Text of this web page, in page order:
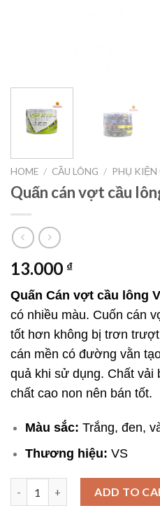
HOME / CẦU LÔNG / PHỤ KIỆN
Quấn cán vợt cầu
13.000 ₫
Quấn Cán vợt cầu lông
có nhiều màu. Cuốn cán
tốt hơn không bị trơn
cán mền có đường vằn
quả khi sử dụng. Chất vải
chất cao non nên bán tốt.
Màu sắc: Trắng, đen,
Thương hiệu: VS
ADD TO